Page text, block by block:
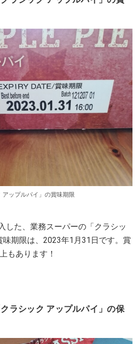
ップルパイ」の賞味期限
した、業務スーパーの「クラシッ
味期限は、2023年1月31日です。賞
もあります！
ラシック アップルパイ」の保